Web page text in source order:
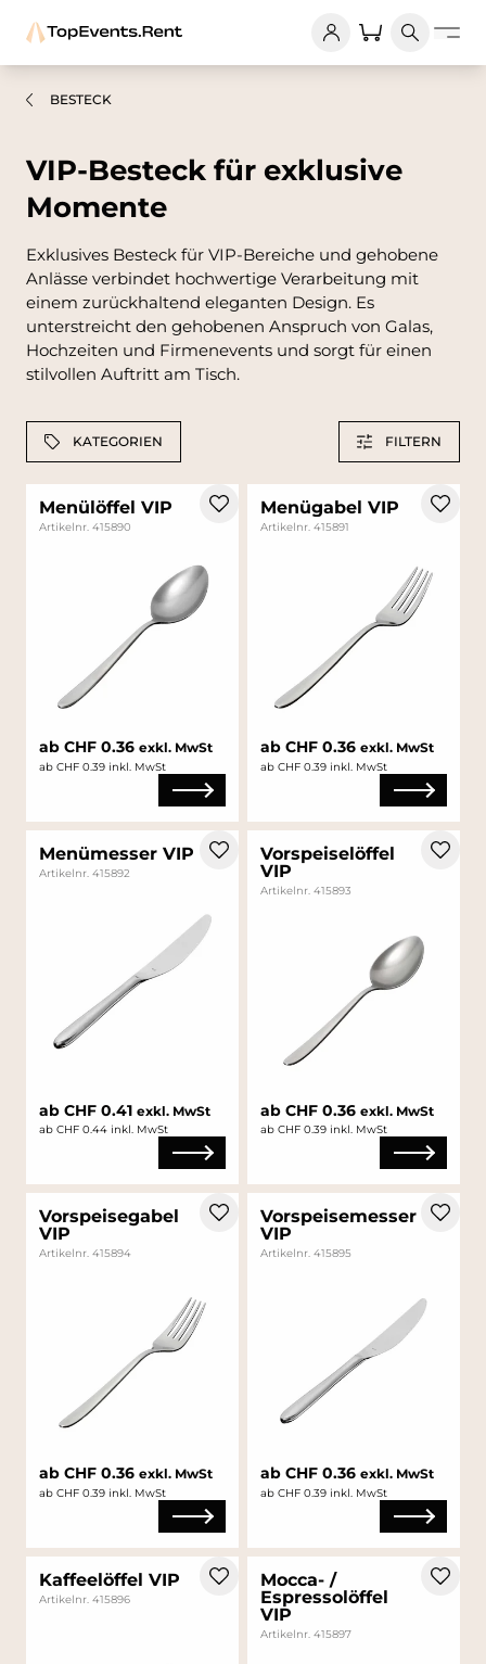
BESTECK
VIP-Besteck für exklusive
Momente
Exklusives Besteck für VIP-Bereiche und gehobene
Anlässe verbindet hochwertige Verarbeitung mit
einem zurückhaltend eleganten Design. Es
unterstreicht den gehobenen Anspruch von Galas,
Hochzeiten und Firmenevents und sorgt für einen
stilvollen Auftritt am Tisch.
KATEGORIEN FILTERN
Menülöffel VIP
Artikelnr. 415890
ab CHF 0.36 exkl. MwSt
ab CHF 0.39 inkl. MwSt
Menügabel VIP
Artikelnr. 415891
ab CHF 0.36 exkl. MwSt
ab CHF 0.39 inkl. MwSt
Menümesser VIP
Artikelnr. 415892
ab CHF 0.41 exkl. MwSt
ab CHF 0.44 inkl. MwSt
Vorspeiselöffel
VIP
Artikelnr. 415893
ab CHF 0.36 exkl. MwSt
ab CHF 0.39 inkl. MwSt
Vorspeisegabel
VIP
Artikelnr. 415894
ab CHF 0.36 exkl. MwSt
ab CHF 0.39 inkl. MwSt
Vorspeisemesser
VIP
Artikelnr. 415895
ab CHF 0.36 exkl. MwSt
ab CHF 0.39 inkl. MwSt
Kaffeelöffel VIP
Artikelnr. 415896
Mocca- /
Espressolöffel
VIP
Artikelnr. 415897